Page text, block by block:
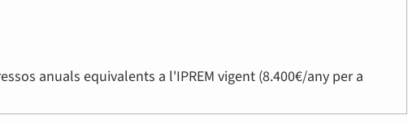
anuals equivalents a l'IPREM vigent (8.400€/any per a